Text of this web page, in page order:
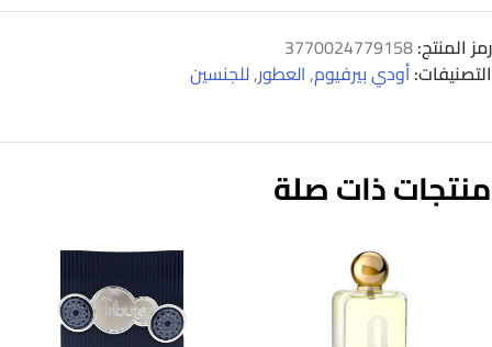
رمز المنتج:3770024779158
التصنيفات:أودي بيرفيوم,العطور,للجنسين
منتجات ذات صلة